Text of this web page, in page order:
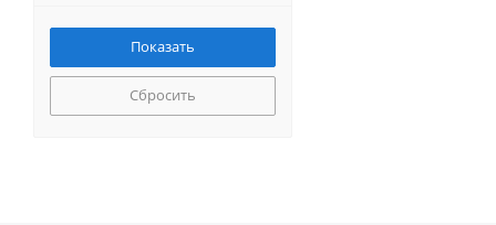
Сбросить